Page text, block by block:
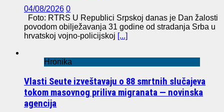
04/08/2026 0
Foto: RTRS U Republici Srpskoj danas je Dan žalosti
povodom obilježavanja 31 godine od stradanja Srba u
hrvatskoj vojno-policijskoj [...]
Hronika
Vlasti Seute izveštavaju o 88 smrtnih slučajeva
tokom masovnog priliva migranata — novinska
agencija